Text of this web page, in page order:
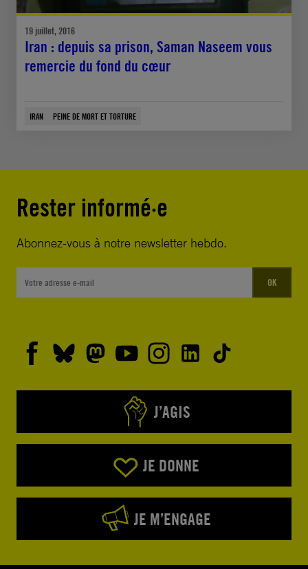
19 juillet, 2016
Iran : depuis sa prison, Saman Naseem vous
remercie du fond du cœur
IRAN PEINE DE MORT ET TORTURE
Rester informé·e
Abonnez-vous à notre newsletter hebdo.
OK
J’AGIS
JE DONNE
JE M’ENGAGE